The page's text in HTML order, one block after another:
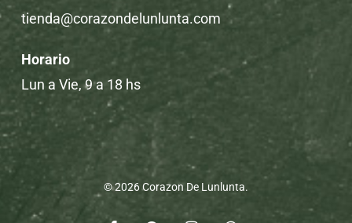
tienda@corazondelunlunta.com
Horario
Lun a Vie, 9 a 18 hs
© 2026 Corazon De Lunlunta.